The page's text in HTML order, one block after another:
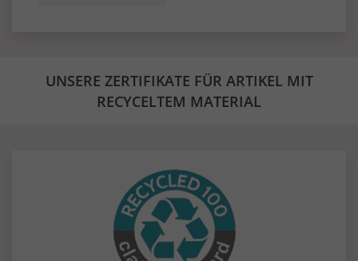
UNSERE ZERTIFIKATE FÜR ARTIKEL MIT
RECYCELTEM MATERIAL